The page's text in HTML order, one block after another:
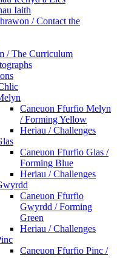
Iaith
/ Contact the
/ The Curriculum
Caneuon Ffurfio Melyn
/ Forming Yellow
Heriau / Challenges
Caneuon Ffurfio Glas /
Forming Blue
Heriau / Challenges
Caneuon Ffurfio
Gwyrdd / Forming
Green
Heriau / Challenges
Caneuon Ffurfio Pinc /